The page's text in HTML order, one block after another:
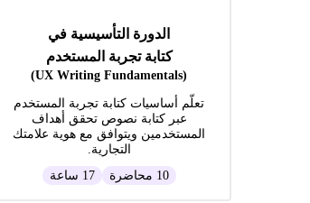
الدورة التأسيسية في
كتابة تجربة المستخدم
(UX Writing Fundamentals)
تعلّم أساسيات كتابة تجربة المستخدم
عبر كتابة نصوص تحقق أهداف
المستخدمين ويتوافق مع هوية علامتك
التجارية.
10 محاضرة
17 ساعة